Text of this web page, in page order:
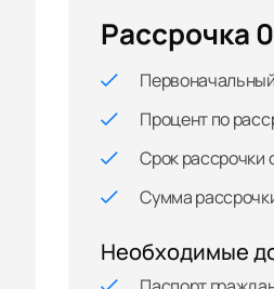
Рассрочка
Процент по
Срок рассрочки
Сумма
Необходимые